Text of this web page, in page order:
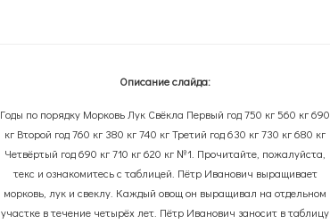
Описание слайда:
Годы по порядку Морковь Лук Свёкла Первый год 750 кг 560 кг 690
кг Второй год 760 кг 380 кг 740 кг Третий год 630 кг 730 кг 680 кг
Четвёртый год 690 кг 710 кг 620 кг №1. Прочитайте, пожалуйста,
текс и ознакомитесь с таблицей. Пётр Иванович выращивает
морковь, лук и свеклу. Каждый овощ он выращивал на отдельном
участке в течение четырёх лет. Пётр Иванович заносит в таблицу